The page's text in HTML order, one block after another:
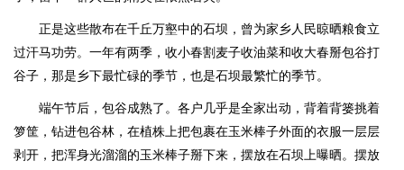
正是这些散布在千丘万壑中的石坝，曾为家乡人民晾晒粮食立
过汗马功劳。一年有两季，收小春割麦子收油菜和收大春掰包谷打
谷子，那是乡下最忙碌的季节，也是石坝最繁忙的季节。
端午节后，包谷成熟了。各户几乎是全家出动，背着背篓挑着
箩筐，钻进包谷林，在植株上把包裹在玉米棒子外面的衣服一层层
剥开，把浑身光溜溜的玉米棒子掰下来，摆放在石坝上曝晒。摆放